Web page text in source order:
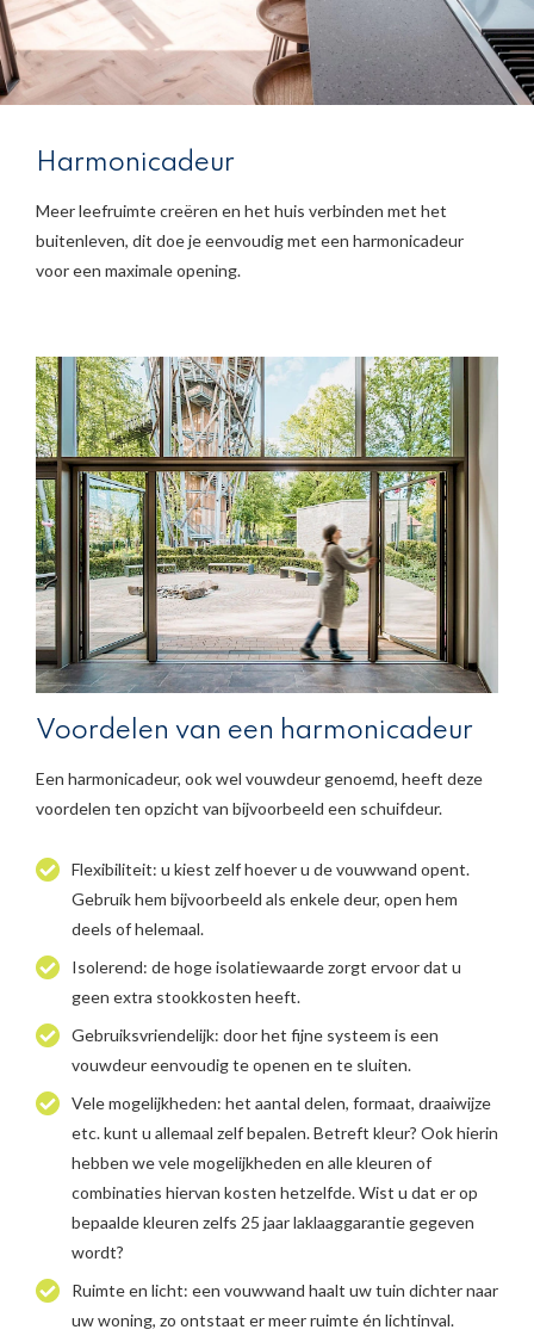
Harmonicadeur
Meer leefruimte creëren en het huis verbinden met het
buitenleven, dit doe je eenvoudig met een harmonicadeur
voor een maximale opening.
Voordelen van een harmonicadeur
Een harmonicadeur, ook wel vouwdeur genoemd, heeft deze
voordelen ten opzicht van bijvoorbeeld een schuifdeur.
Flexibiliteit: u kiest zelf hoever u de vouwwand opent.
Gebruik hem bijvoorbeeld als enkele deur, open hem
deels of helemaal.
Isolerend: de hoge isolatiewaarde zorgt ervoor dat u
geen extra stookkosten heeft.
Gebruiksvriendelijk: door het fijne systeem is een
vouwdeur eenvoudig te openen en te sluiten.
Vele mogelijkheden: het aantal delen, formaat, draaiwijze
etc. kunt u allemaal zelf bepalen. Betreft kleur? Ook hierin
hebben we vele mogelijkheden en alle kleuren of
combinaties hiervan kosten hetzelfde. Wist u dat er op
bepaalde kleuren zelfs 25 jaar laklaaggarantie gegeven
wordt?
Ruimte en licht: een vouwwand haalt uw tuin dichter naar
uw woning, zo ontstaat er meer ruimte én lichtinval.